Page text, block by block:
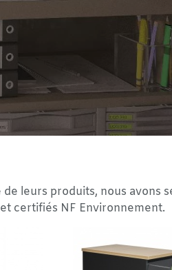
leurs produits, nous avons
certifiés NF Environnement.